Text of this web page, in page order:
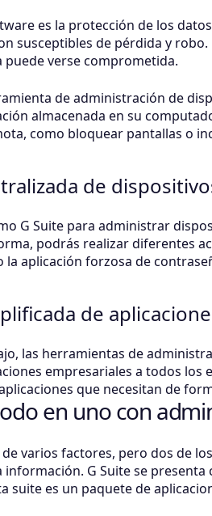
es la protección de los
susceptibles de pérdida y
puede verse comprometida.
de administración de
almacenada en su
como bloquear pantallas o
de
G Suite para administrar
podrás realizar diferentes
la aplicación forzosa de
de
las herramientas de
empresariales a todos los
que necesitan de
en uno con
varios factores, pero dos de
G Suite se
suite es un paquete de